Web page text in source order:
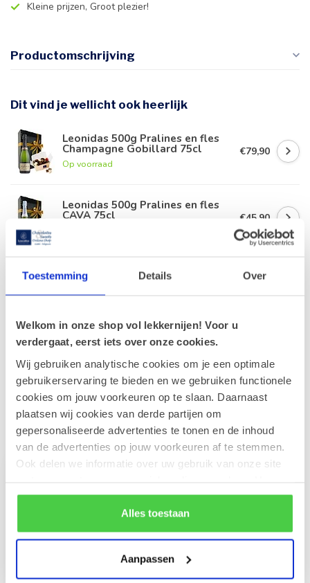
Toestemming Details Over
Welkom in onze shop vol lekkernijen! Voor u
verdergaat, eerst iets over onze cookies.
Wij gebruiken analytische cookies om je een optimale
gebruikerservaring te bieden en we gebruiken functionele
cookies om jouw voorkeuren op te slaan. Daarnaast
plaatsen wij cookies van derde partijen om
gepersonaliseerde advertenties te tonen en de inhoud
van de advertenties op jouw voorkeuren af te stemmen.
Ook delen we informatie over uw gebruik van onze site
rekening mee dat als je bepaalde cookies blokkeert, het
de correcte werking van de website kan verstoren.
Alles toestaan
Aanpassen
Kleine prijzen, Groot plezier!
Productomschrijving
Dit vind je wellicht ook heerlijk
Leonidas 500g Pralines en fles
Champagne Gobillard 75cl
Op voorraad
€79,90
Leonidas 500g Pralines en fles
CAVA 75cl €45,90
Geschenkmand CAVA (S)
€45,90
Geschenkmand Delicatessen (S)
Op voorraad
Recent bekeken